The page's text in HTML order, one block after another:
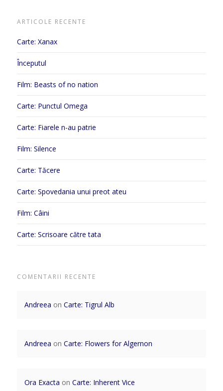
ARTICOLE RECENTE
Carte: Xanax
Începutul
Film: Beasts of no nation
Carte: Punctul Omega
Carte: Fiarele n-au patrie
Film: Silence
Carte: Tăcere
Carte: Spovedania unui preot ateu
Film: Câini
Carte: Scrisoare către tata
COMENTARII RECENTE
Andreea on Carte: Tigrul Alb
Andreea on Carte: Flowers for Algernon
Ora Exacta on Carte: Inherent Vice